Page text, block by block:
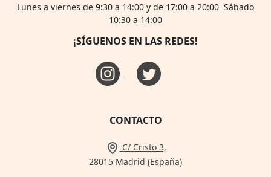
Lunes a viernes de 9:30 a 14:00 y de 17:00 a 20:00 Sábado
10:30 a 14:00
¡SÍGUENOS EN LAS REDES!
CONTACTO
C/ Cristo 3,
28015 Madrid (España)